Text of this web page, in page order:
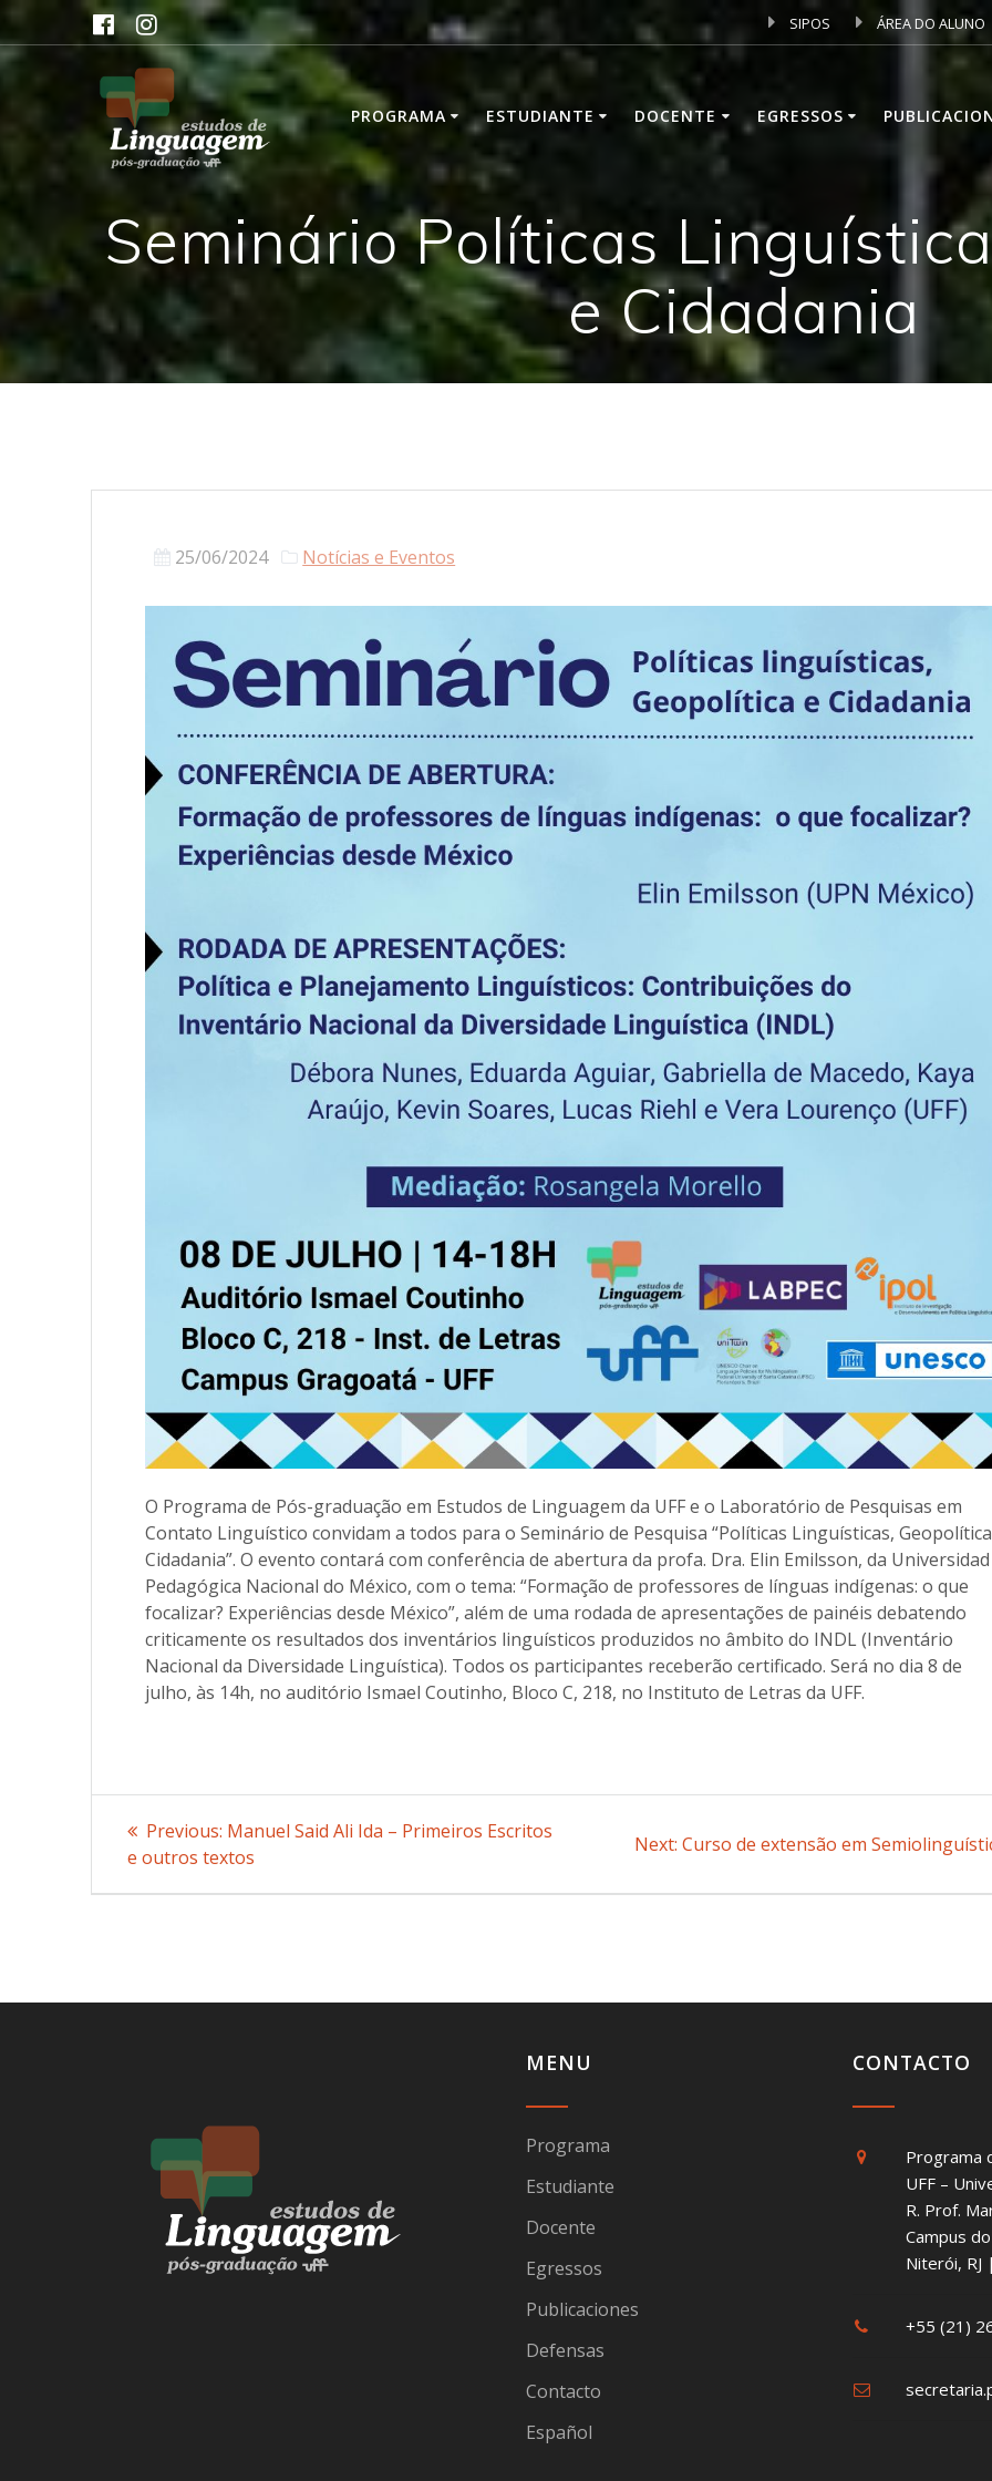
to
content
SIPOS ÁREA DO ALUNO
PROGRAMA ESTUDIANTE DOCENTE EGRESSOS
Seminário Políticas
e Cidadania
25/06/2024 Notícias e Eventos
O Programa de Pós-graduação em Estudos de Linguagem da UFF e o Laboratório de Pesquisas em
Contato Linguístico convidam a todos para o Seminário de Pesquisa “Políticas Linguísticas,
Cidadania”. O evento contará com conferência de abertura da profa. Dra. Elin Emilsson, da Universidad
Pedagógica Nacional do México, com o tema: “Formação de professores de línguas indígenas: o que
focalizar? Experiências desde México”, além de uma rodada de apresentações de painéis debatendo
criticamente os resultados dos inventários linguísticos produzidos no âmbito do INDL (Inventário
Nacional da Diversidade Linguística). Todos os participantes receberão certificado. Será no dia 8 de
julho, às 14h, no auditório Ismael Coutinho, Bloco C, 218, no Instituto de Letras da UFF.
Post
navigation
Previous: Previous
post:
Manuel Said Ali Ida – Primeiros Escritos
e outros textos
Next: Next
Curso de extensão em
MENU
Programa
Estudiante
Docente
Egressos
Publicaciones
Defensas
Contacto
Español
CONTACTO
Programa
UFF –
R. Prof.
Campus
Niterói,
+55 (21)